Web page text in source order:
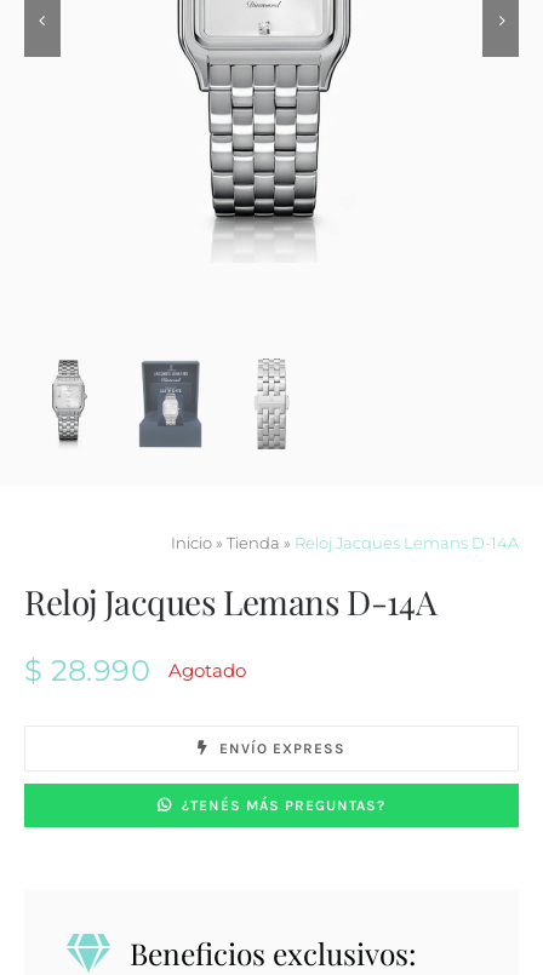
Contacto
Inicio» Tienda » Reloj Jacques Lemans D-14A
Reloj Jacques Lemans D-14A
$ 28.990 Agotado
ENVÍO EXPRESS
¿TENÉS MÁS PREGUNTAS?
Beneficios exclusivos: